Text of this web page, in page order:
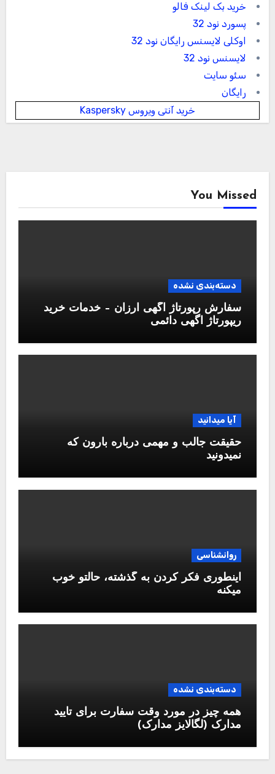
خرید بک لینک فالو
پسورد نود 32
اوکلی لایسنس رایگان نود 32
لایسنس نود 32
سئو سایت
رایگان
خرید آنتی ویروس Kaspersky
You Missed
دسته‌بندی نشده
سفارش رپورتاژ آگهی ارزان – خدمات خرید
ریپورتاژ اگهی دائمی
آیا میدانید
حقیقت جالب و مهمی درباره بارون که
نمیدونید
روانشناسی
اینطوری فکر کردن به گذشته، حالتو خوب
میکنه
دسته‌بندی نشده
همه چیز در مورد وقت سفارت برای تایید
مدارک (لگالایز مدارک)